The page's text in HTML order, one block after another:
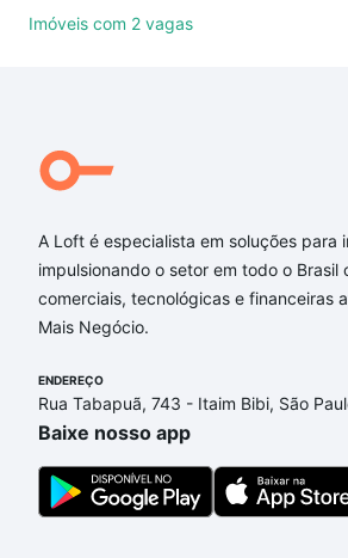
festas ou área verde e encontrar
Sorocaba, SP?
Imóveis à venda em Jardim
que custam a partir de R$ 0 e com
de financiamento imobiliário as
adequar ao seu orçamento. Se
compra, veja em nosso portal
um apartamento
e conte com a
o imóvel dos seus sonhos com
conforto. Loft, com você até as
Imóveis com 2 vagas
A Loft é especialista em soluções para
impulsionando o setor em todo o Brasil
comerciais, tecnológicas e financeiras
Mais Negócio.
ENDEREÇO
Rua Tabapuã, 743 - Itaim Bibi, São
Baixe nosso app